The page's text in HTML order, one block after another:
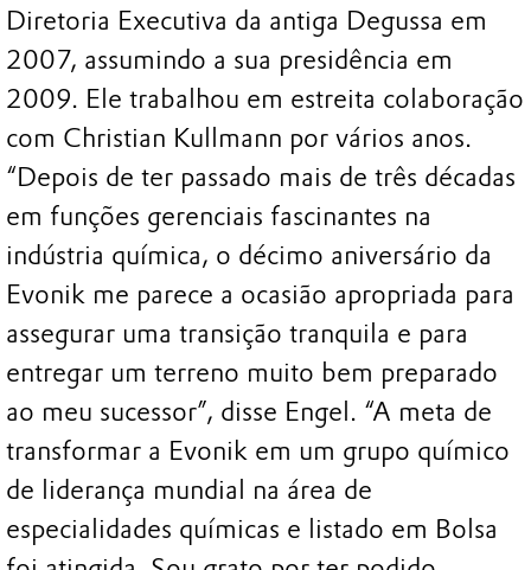
Diretoria Executiva da antiga Degussa em
2007, assumindo a sua presidência em
2009. Ele trabalhou em estreita colaboração
com Christian Kullmann por vários anos.
“Depois de ter passado mais de três décadas
em funções gerenciais fascinantes na
indústria química, o décimo aniversário da
Evonik me parece a ocasião apropriada para
assegurar uma transição tranquila e para
entregar um terreno muito bem preparado
ao meu sucessor”, disse Engel. “A meta de
transformar a Evonik em um grupo químico
de liderança mundial na área de
especialidades químicas e listado em Bolsa